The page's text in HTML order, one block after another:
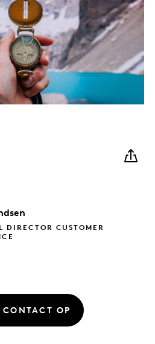
DIRECTOR CUSTOMER
CONTACT OP